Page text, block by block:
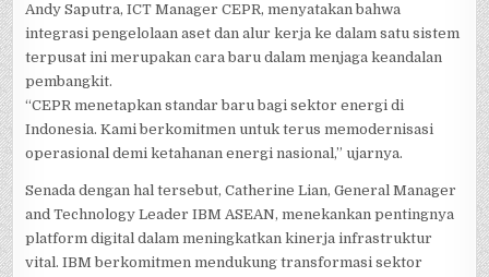
Andy Saputra, ICT Manager CEPR, menyatakan bahwa
integrasi pengelolaan aset dan alur kerja ke dalam satu sistem
terpusat ini merupakan cara baru dalam menjaga keandalan
pembangkit.
“CEPR menetapkan standar baru bagi sektor energi di
Indonesia. Kami berkomitmen untuk terus memodernisasi
operasional demi ketahanan energi nasional,” ujarnya.
Senada dengan hal tersebut, Catherine Lian, General Manager
and Technology Leader IBM ASEAN, menekankan pentingnya
platform digital dalam meningkatkan kinerja infrastruktur
vital. IBM berkomitmen mendukung transformasi sektor